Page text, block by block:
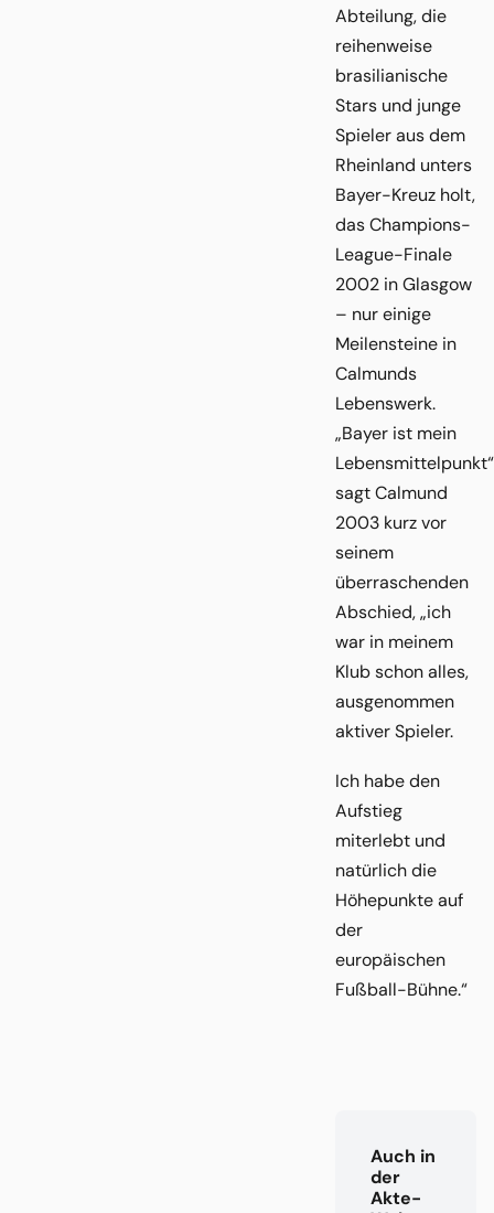
Abteilung, die
reihenweise
brasilianische
Stars und junge
Spieler aus dem
Rheinland unters
Bayer-Kreuz holt,
das Champions-
League-Finale
2002 in Glasgow
– nur einige
Meilensteine in
Calmunds
Lebenswerk.
„Bayer ist mein
sagt Calmund
2003 kurz vor
seinem
überraschenden
Abschied, „ich
war in meinem
Klub schon alles,
ausgenommen
aktiver Spieler.
Ich habe den
Aufstieg
miterlebt und
natürlich die
Höhepunkte auf
der
europäischen
Fußball-Bühne.“
Auch in
der
Akte-